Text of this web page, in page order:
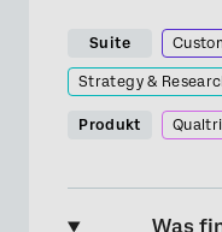
Suite
Strategy &
Produkt
Was